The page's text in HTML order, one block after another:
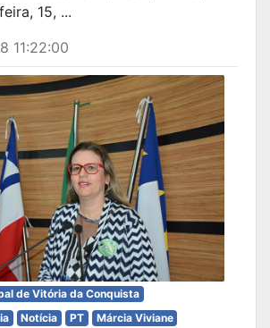
15, ...
11:22:00
de Vitória da Conquista
Notícia PT Márcia Viviane